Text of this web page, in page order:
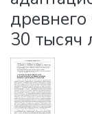
Statistics
30 тысяч